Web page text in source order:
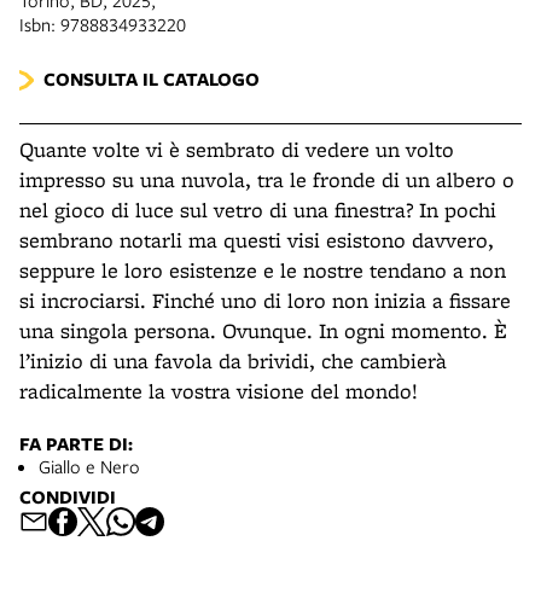
Isbn: 9788834933220
CONSULTA IL CATALOGO
Quante volte vi è sembrato di vedere un volto
impresso su una nuvola, tra le fronde di un albero o
nel gioco di luce sul vetro di una finestra? In pochi
sembrano notarli ma questi visi esistono davvero,
seppure le loro esistenze e le nostre tendano a non
si incrociarsi. Finché uno di loro non inizia a fissare
una singola persona. Ovunque. In ogni momento. È
l’inizio di una favola da brividi, che cambierà
radicalmente la vostra visione del mondo!
FA PARTE DI:
Giallo e Nero
CONDIVIDI